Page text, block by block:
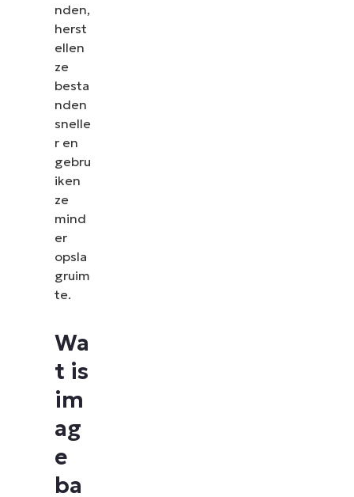
nden,
herst
ellen
ze
besta
nden
snelle
r en
gebru
iken
ze
mind
er
opsla
gruim
te.
Wa
t is
im
ag
e
ba